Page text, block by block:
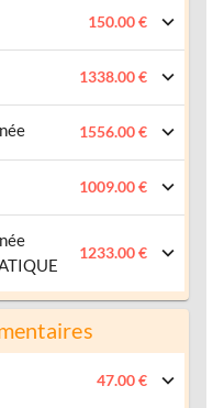
150.00 €
1338.00 €
1556.00 €
1009.00 €
1233.00 €
47.00 €